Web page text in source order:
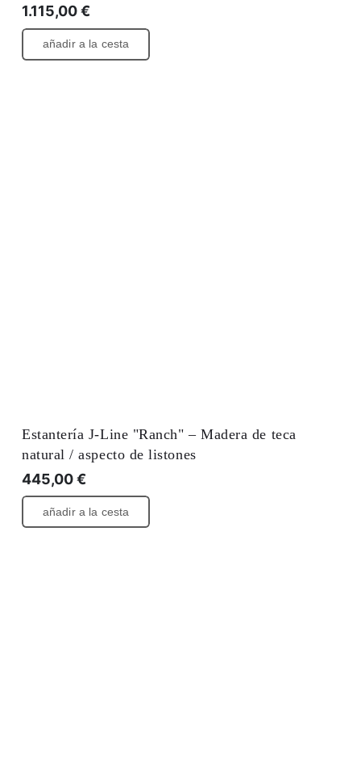
1.115,00€
añadir a la cesta
Estantería J-Line "Ranch" – Madera de teca
natural / aspecto de listones
445,00€
añadir a la cesta